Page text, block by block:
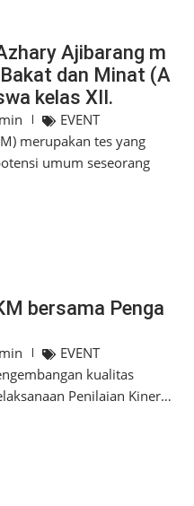
Ajibarang m
dan Minat (A
kelas XII.
EVENT
merupakan tes yang
umum seseorang
bersama Penga
EVENT
kualitas
Penilaian Kiner…